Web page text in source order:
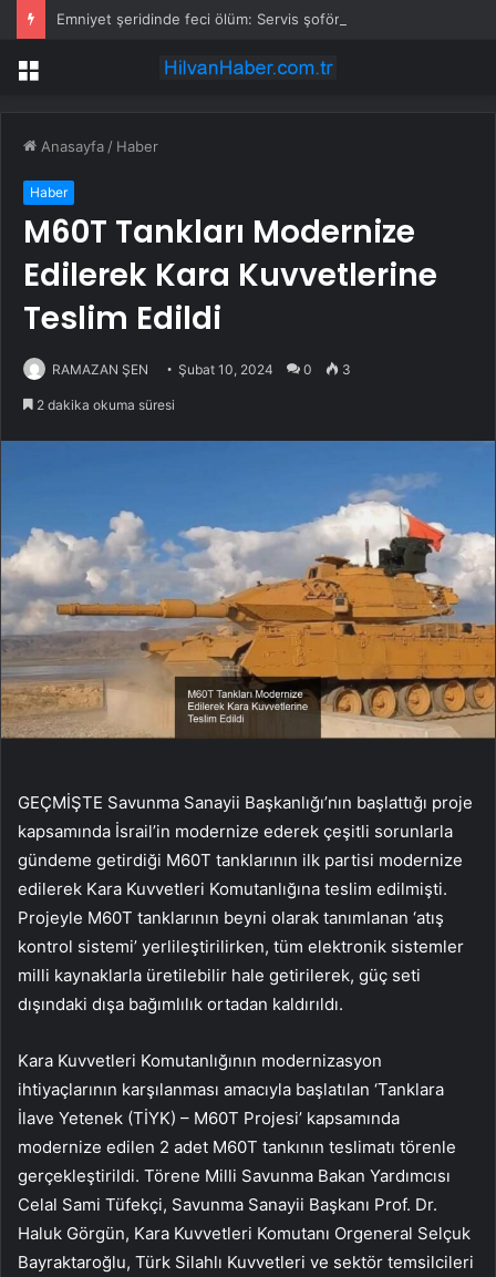
Menü
Anasayfa / Haber
Haber
M60T Tankları Modernize
Edilerek Kara Kuvvetlerine
Teslim Edildi
RAMAZAN ŞEN Şubat 10, 2024 0 3
2 dakika okuma süresi
GEÇMİŞTE Savunma Sanayii Başkanlığı’nın başlattığı proje
kapsamında İsrail’in modernize ederek çeşitli sorunlarla
gündeme getirdiği M60T tanklarının ilk partisi modernize
edilerek Kara Kuvvetleri Komutanlığına teslim edilmişti.
Projeyle M60T tanklarının beyni olarak tanımlanan ‘atış
kontrol sistemi’ yerlileştirilirken, tüm elektronik sistemler
milli kaynaklarla üretilebilir hale getirilerek, güç seti
dışındaki dışa bağımlılık ortadan kaldırıldı.
Kara Kuvvetleri Komutanlığının modernizasyon
ihtiyaçlarının karşılanması amacıyla başlatılan ‘Tanklara
İlave Yetenek (TİYK) – M60T Projesi’ kapsamında
modernize edilen 2 adet M60T tankının teslimatı törenle
gerçekleştirildi. Törene Milli Savunma Bakan Yardımcısı
Celal Sami Tüfekçi, Savunma Sanayii Başkanı Prof. Dr.
Haluk Görgün, Kara Kuvvetleri Komutanı Orgeneral Selçuk
Bayraktaroğlu, Türk Silahlı Kuvvetleri ve sektör temsilcileri